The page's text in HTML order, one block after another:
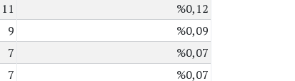
11
%0,12
9
%0,09
7
%0,07
7
%0,07